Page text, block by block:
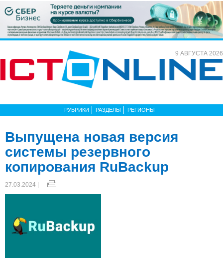
9 АВГУСТА 2026
РУБРИКИ РАЗДЕЛЫ РЕГИОНЫ
Выпущена новая версия
системы резервного
копирования RuBackup
27.03.2024 |